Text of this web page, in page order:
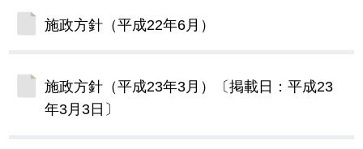
施政方針（平成22年6月）
施政方針（平成23年3月）〔掲載日：平成23
年3月3日〕